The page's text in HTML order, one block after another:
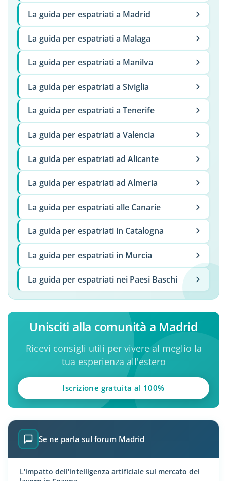
La guida per espatriati a Madrid
La guida per espatriati a Malaga
La guida per espatriati a Manilva
La guida per espatriati a Siviglia
La guida per espatriati a Tenerife
La guida per espatriati a Valencia
La guida per espatriati ad Alicante
La guida per espatriati ad Almeria
La guida per espatriati alle Canarie
La guida per espatriati in Catalogna
La guida per espatriati in Murcia
La guida per espatriati nei Paesi Baschi
Unisciti alla comunità a Madrid
Ricevi consigli utili per vivere al meglio la
tua esperienza all'estero
Iscrizione gratuita al 100%
Se ne parla sul forum Madrid
L'impatto dell'intelligenza artificiale sul mercato del